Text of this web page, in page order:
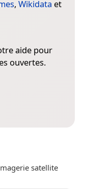
, Wikidata et
aide pour
ouvertes.
satellite